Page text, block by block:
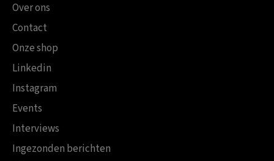
Over ons
Contact
Onze shop
Linkedin
Instagram
Events
Interviews
Ingezonden berichten